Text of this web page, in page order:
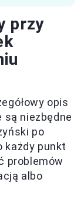
przy
opis
są niezbędne
po
każdy punkt
problemów
albo